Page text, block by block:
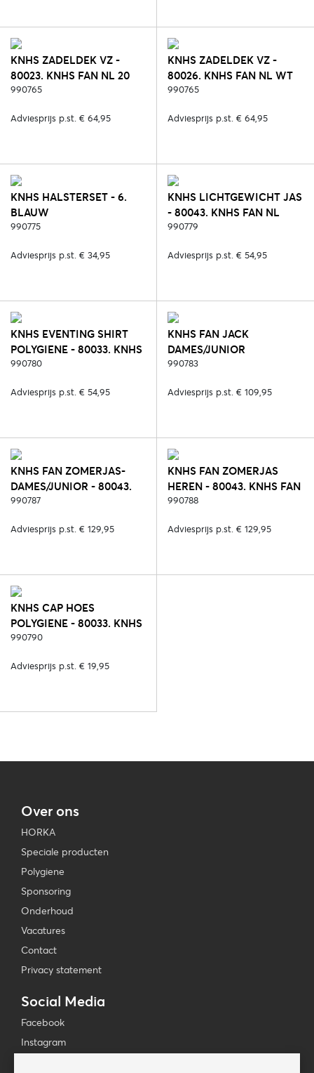
KNHS ZADELDEK VZ -
80023. KNHS FAN NL 20
990765
Adviesprijs p.st. € 64,95
KNHS ZADELDEK VZ -
80026. KNHS FAN NL WT
20
990765
Adviesprijs p.st. € 64,95
KNHS HALSTERSET - 6.
BLAUW
990775
Adviesprijs p.st. € 34,95
KNHS LICHTGEWICHT JAS
- 80043. KNHS FAN NL
990779
Adviesprijs p.st. € 54,95
KNHS EVENTING SHIRT
POLYGIENE - 80033. KNHS
FAN NL (POLYGIENE)
990780
Adviesprijs p.st. € 54,95
KNHS FAN JACK
DAMES/JUNIOR
POLYGIENE - 80043. KNHS
990783
Adviesprijs p.st. € 109,95
KNHS FAN ZOMERJAS-
DAMES/JUNIOR - 80043.
KNHS FAN NL
990787
Adviesprijs p.st. € 129,95
KNHS FAN ZOMERJAS
HEREN - 80043. KNHS FAN
NL
990788
Adviesprijs p.st. € 129,95
KNHS CAP HOES
POLYGIENE - 80033. KNHS
FAN NL (POLYGIENE)
990790
Adviesprijs p.st. € 19,95
Over ons
HORKA
Speciale producten
Polygiene
Sponsoring
Onderhoud
Vacatures
Contact
Privacy statement
Social Media
Facebook
Instagram